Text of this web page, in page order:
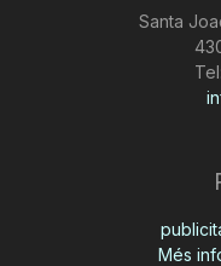
Santa
Tel:
Més